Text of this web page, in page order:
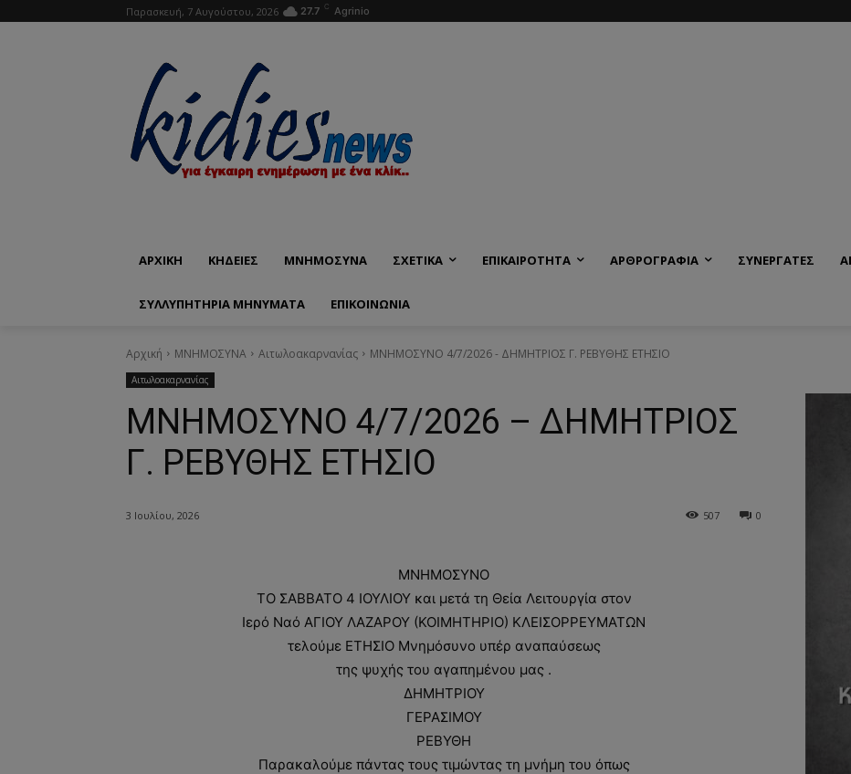
Παρασκευή, 7 Αυγούστου, 2026 27.7 C Agrinio
ΑΡΧΙΚΗ ΚΗΔΕΙΕΣ ΜΝΗΜΟΣΥΝΑ ΣΧΕΤΙΚΑ ΕΠΙΚΑΙΡΟΤΗΤΑ ΑΡΘΡΟΓΡΑΦΙΑ ΣΥΝΕΡΓΑΤΕΣ
ΣΥΛΛΥΠΗΤΗΡΙΑ ΜΗΝΥΜΑΤΑ ΕΠΙΚΟΙΝΩΝΊΑ
Αρχική ΜΝΗΜΟΣΥΝΑ Αιτωλοακαρνανίας ΜΝΗΜΟΣΥΝΟ 4/7/2026 - ΔΗΜΗΤΡΙΟΣ Γ. ΡΕΒΥΘΗΣ ΕΤΗΣΙΟ
Αιτωλοακαρνανίας
ΜΝΗΜΟΣΥΝΟ 4/7/2026 – ΔΗΜΗΤΡΙΟΣ
Γ. ΡΕΒΥΘΗΣ ΕΤΗΣΙΟ
3 Ιουλίου, 2026 0
507
ΜΝΗΜΟΣΥΝΟ
ΤΟ ΣΑΒΒΑΤΟ 4 ΙΟΥΛΙΟΥ και μετά τη Θεία Λειτουργία στον
Ιερό Ναό ΑΓΙΟΥ ΛΑΖΑΡΟΥ (ΚΟΙΜΗΤΗΡΙΟ) ΚΛΕΙΣΟΡΡΕΥΜΑΤΩΝ
τελούμε ΕΤΗΣΙΟ Μνημόσυνο υπέρ αναπαύσεως
της ψυχής του αγαπημένου μας .
ΔΗΜΗΤΡΙΟΥ
ΓΕΡΑΣΙΜΟΥ
ΡΕΒΥΘΗ
Παρακαλούμε πάντας τους τιμώντας τη μνήμη του όπως